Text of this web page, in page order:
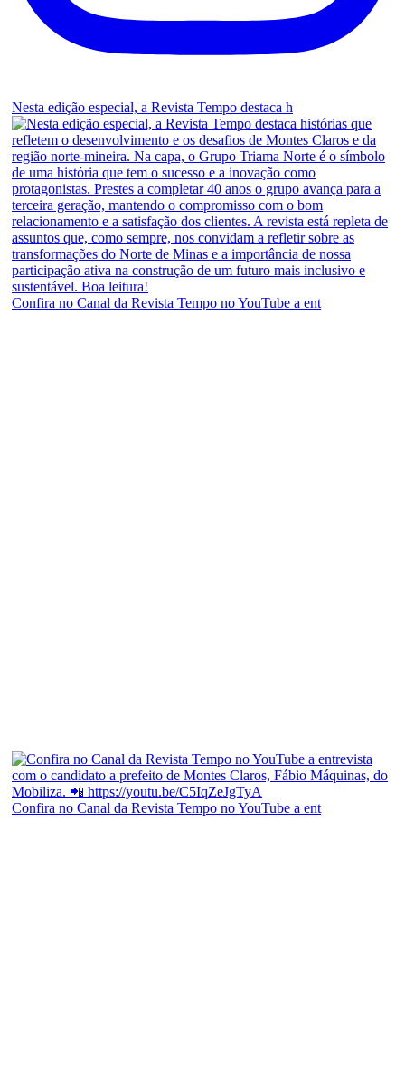
Nesta edição especial, a Revista Tempo destaca h
Confira no Canal da Revista Tempo no YouTube a ent
Confira no Canal da Revista Tempo no YouTube a ent